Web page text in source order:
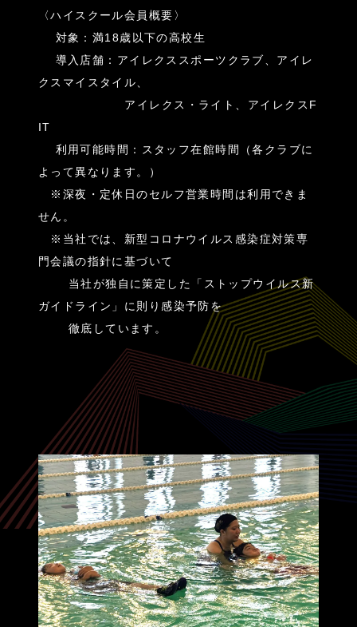
〈ハイスクール会員概要〉
対象：満18歳以下の高校生
導入店舗：アイレクススポーツクラブ、アイレ
クスマイスタイル、
アイレクス・ライト、アイレクスF
IT
利用可能時間：スタッフ在館時間
（各クラブに
よって異なります。）
※深夜・定休日のセルフ営業時間は利用できま
せん。
※当社では、新型コロナウイルス感染症対策専
門会議の指針に基づいて
当社が独自に策定した「ストップウイルス新
ガイドライン」に則り感染予防を
徹底しています。